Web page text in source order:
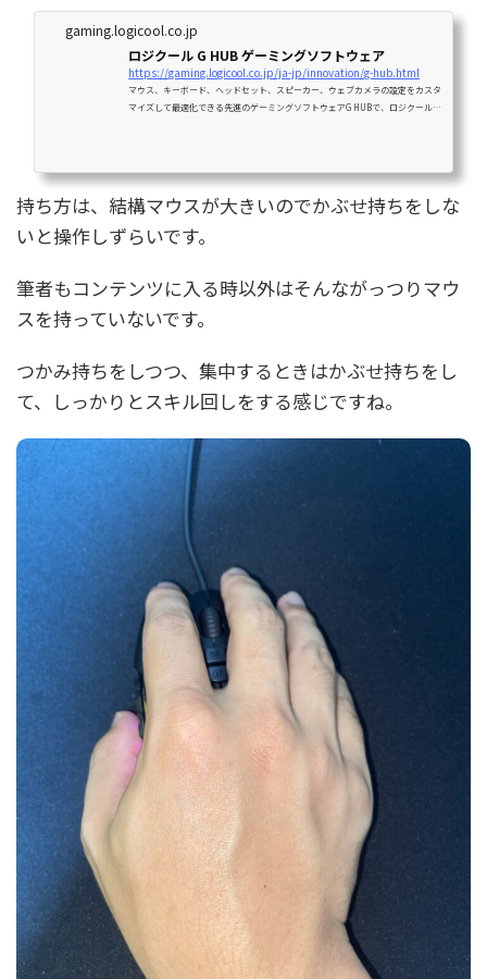
gaming.logicool.co.jp
ロジクール G HUB ゲーミングソフトウェア
https://gaming.logicool.co.jp/ja-jp/innovation/g-hub.html
マウス、キーボード、ヘッドセット、スピーカー、ウェブカメラの設定をカスタ
マイズして最適化できる先進のゲーミングソフトウェアG HUBで、ロジクールG
持ち方は、結構マウスが大きいのでかぶせ持ちをしな
いと操作しずらいです。
筆者もコンテンツに入る時以外はそんながっつりマウ
スを持っていないです。
つかみ持ちをしつつ、集中するときはかぶせ持ちをし
て、しっかりとスキル回しをする感じですね。